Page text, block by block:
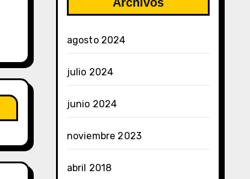
agosto 2024
julio 2024
junio 2024
noviembre 2023
abril 2018